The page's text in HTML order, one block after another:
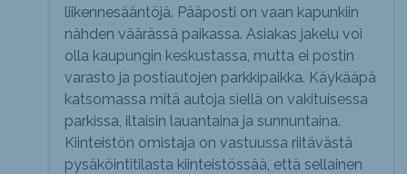
liikennesääntöjä. Pääposti on vaan kapunkiin
nähden väärässä paikassa. Asiakas jakelu voi
olla kaupungin keskustassa, mutta ei postin
varasto ja postiautojen parkkipaikka. Käykääpä
katsomassa mitä autoja siellä on vakituisessa
parkissa, iltaisin lauantaina ja sunnuntaina.
Kiinteistön omistaja on vastuussa riitävästä
pysäköintitilasta kiinteistössää, että sellainen